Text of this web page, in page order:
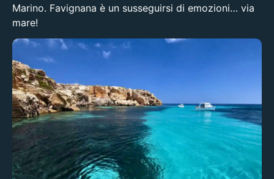
Marino. Favignana è un susseguirsi di emozioni… via
mare!